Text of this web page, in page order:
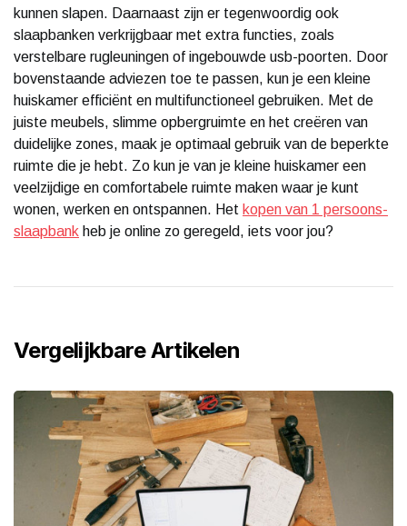
kunnen slapen. Daarnaast zijn er tegenwoordig ook
slaapbanken verkrijgbaar met extra functies, zoals
verstelbare rugleuningen of ingebouwde usb-poorten. Door
bovenstaande adviezen toe te passen, kun je een kleine
huiskamer efficiënt en multifunctioneel gebruiken. Met de
juiste meubels, slimme opbergruimte en het creëren van
duidelijke zones, maak je optimaal gebruik van de beperkte
ruimte die je hebt. Zo kun je van je kleine huiskamer een
veelzijdige en comfortabele ruimte maken waar je kunt
wonen, werken en ontspannen. Het kopen van 1 persoons-
slaapbank heb je online zo geregeld, iets voor jou?
Vergelijkbare Artikelen